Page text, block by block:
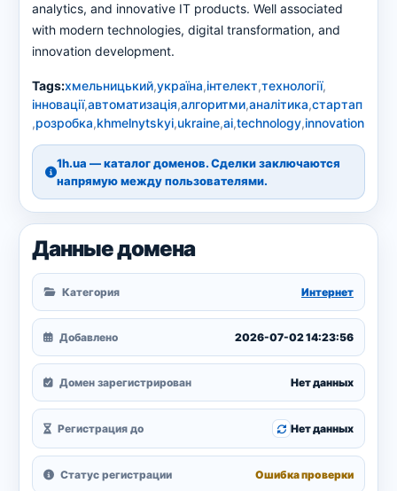
analytics, and innovative IT products. Well associated
with modern technologies, digital transformation, and
innovation development.
Tags:хмельницький,україна,інтелект,технології,
інновації,автоматизація,алгоритми,аналітика,стартап
,розробка,khmelnytskyi,ukraine,ai,technology,innovation
1h.ua — каталог доменов. Сделки заключаются
напрямую между пользователями.
Данные домена
Категория Интернет
Добавлено 2026-07-02 14:23:56
Домен зарегистрирован Нет данных
Регистрация до Нет данных
Статус регистрации Ошибка проверки